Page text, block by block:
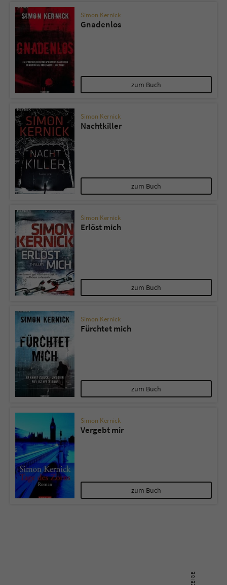
Simon Kernick
Gnadenlos
zum Buch
Simon Kernick
Nachtkiller
zum Buch
Simon Kernick
Erlöst mich
zum Buch
Simon Kernick
Fürchtet mich
zum Buch
Simon Kernick
Vergebt mir
zum Buch